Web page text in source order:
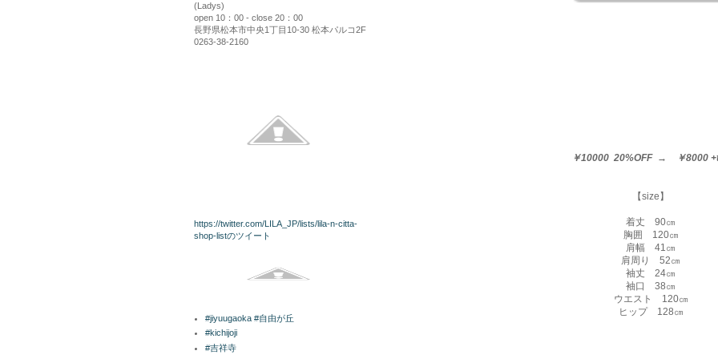
￥10000 20%OFF → ￥8000
【size】
着丈 90㎝
胸囲 120㎝
肩幅 41㎝
肩周り 52㎝
袖丈 24㎝
袖口 38㎝
ウエスト 120㎝
ヒップ 128㎝
(Ladys)
open 10：00 - close 20：00
長野県松本市中央1丁目10-30 松本パルコ2F
0263-38-2160
https://twitter.com/LILA_JP/lists/lila-n-citta-
shop-listのツイート
Facebook
#jiyuugaoka #自由が丘
#kichijoji
#吉祥寺